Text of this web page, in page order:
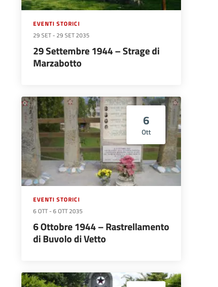
EVENTI STORICI
29 SET -29 SET 2035
29 Settembre 1944 – Strage di
Marzabotto
6
Ott
EVENTI STORICI
6 OTT -6 OTT 2035
6 Ottobre 1944 – Rastrellamento
di Buvolo di Vetto